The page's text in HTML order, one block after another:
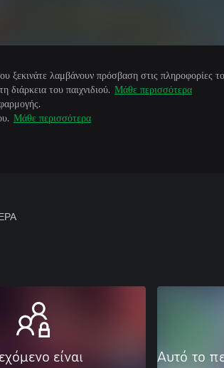
ξεκινάτε λαμβάνουν πρόσβαση στις πληροφορίες
διάρκεια του παιχνιδιού. Μάθε περισσότερα
Μάθε περισσότερα
είναι
Αυτό το